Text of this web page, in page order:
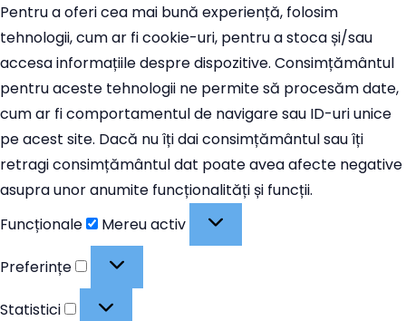
Pentru a oferi cea mai bună experiență, folosim
tehnologii, cum ar fi cookie-uri, pentru a stoca și/sau
accesa informațiile despre dispozitive. Consimțământul
pentru aceste tehnologii ne permite să procesăm date,
cum ar fi comportamentul de navigare sau ID-uri unice
pe acest site. Dacă nu îți dai consimțământul sau îți
retragi consimțământul dat poate avea afecte negative
asupra unor anumite funcționalități și funcții.
Funcționale
Funcționale
Mereu activ
Preferințe Preferințe
Statistici Statistici